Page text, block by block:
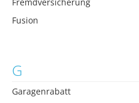
Fusion
G
Garagenrabatt